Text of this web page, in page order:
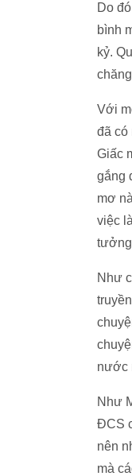
Do
bình
kỷ.
Với
đã có
Giấc
gắng
mơ
việc
tưởng
Như
nước
Như
ĐCS
nên
mà